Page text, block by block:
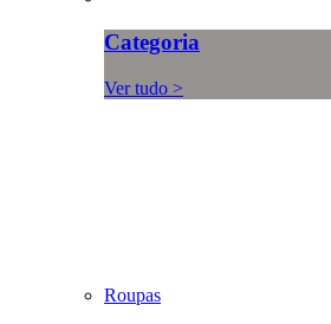
Categoria
Ver tudo >
Roupas